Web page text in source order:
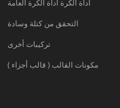
أداة الكرة أداة الكرة العامة
التحقق من كتلة وسادة
تركيبات أخرى
مكونات القالب ( قالب أجزاء )